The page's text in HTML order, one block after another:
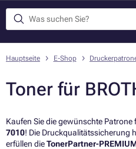
Hauptseite E-Shop
Toner für
Kaufen Sie die gewünschte Patrone
7010! Die Druckqualitätssicherung
erfüllen dieTonerPartner-